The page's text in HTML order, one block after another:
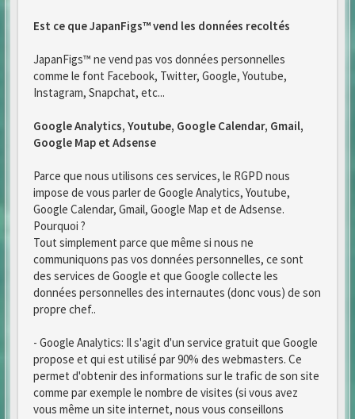
Est ce que JapanFigs™ vend les données recoltés
JapanFigs™ ne vend pas vos données personnelles
comme le font Facebook, Twitter, Google, Youtube,
Instagram, Snapchat, etc...
Google Analytics, Youtube, Google Calendar, Gmail,
Google Map et Adsense
Parce que nous utilisons ces services, le RGPD nous
impose de vous parler de Google Analytics, Youtube,
Google Calendar, Gmail, Google Map et de Adsense.
Pourquoi ?
Tout simplement parce que même si nous ne
communiquons pas vos données personnelles, ce sont
des services de Google et que Google collecte les
données personnelles des internautes (donc vous) de son
propre chef..
- Google Analytics: Il s'agit d'un service gratuit que Google
propose et qui est utilisé par 90% des webmasters. Ce
permet d'obtenir des informations sur le trafic de son site
comme par exemple le nombre de visites (si vous avez
vous même un site internet, nous vous conseillons